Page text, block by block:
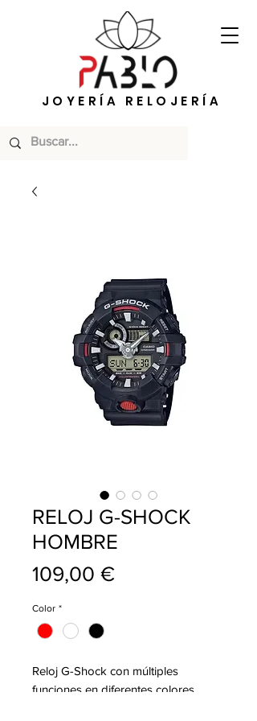
JOYERÍA RELOJERÍA
RELOJ G-SHOCK
HOMBRE
109,00 €Precio
Color *
Reloj G-Shock con múltiples
funciones en diferentes colores.